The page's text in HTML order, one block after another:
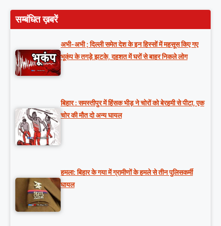
सम्बंधित ख़बरें
अभी-अभी ; दिल्ली समेत देश के इन हिस्सों में महसूस किए गए
भूकंप के तगड़े झटके, दहशत में घरों से बाहर निकले लोग
बिहार : समस्तीपुर में हिंसक भीड़ ने चोरों को बेरहमी से पीटा, एक
चोर की मौत दो अन्य घायल
हमला: बिहार के गया में ग्रामीणों के हमले से तीन पुलिसकर्मी
घायल